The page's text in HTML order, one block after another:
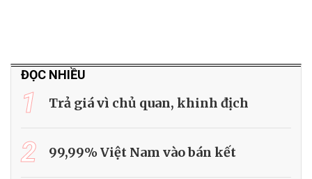
ĐỌC NHIỀU
1 Trả giá vì chủ quan, khinh địch
2 99,99% Việt Nam vào bán kết